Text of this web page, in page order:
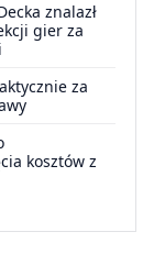
znalazł
gier za
za
kosztów z